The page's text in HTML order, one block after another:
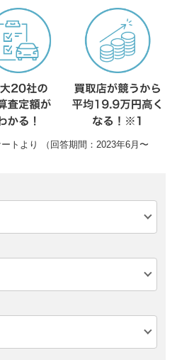
トより （回答期間：2023年6月〜